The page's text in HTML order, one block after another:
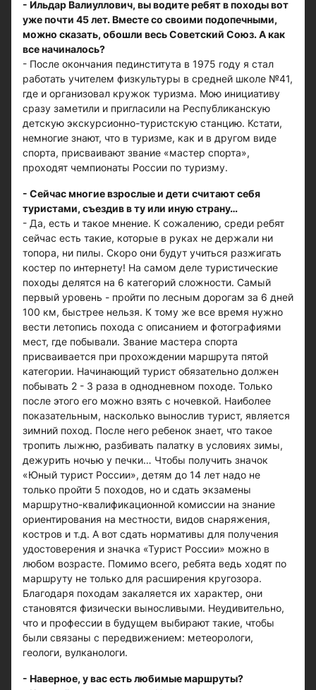
- Ильдар Валиуллович, вы водите ребят в походы вот
уже почти 45 лет. Вместе со своими подопечными,
можно сказать, обошли весь Советский Союз. А как
все начиналось?
- После окончания пединститута в 1975 году я стал
работать учителем физкультуры в средней школе №41,
где и организовал кружок туризма. Мою инициативу
сразу заметили и пригласили на Республиканскую
детскую экскурсионно-туристскую станцию. Кстати,
немногие знают, что в туризме, как и в другом виде
спорта, присваивают звание «мастер спорта»,
проходят чемпионаты России по туризму.
- Сейчас многие взрослые и дети считают себя
туристами, съездив в ту или иную страну…
- Да, есть и такое мнение. К сожалению, среди ребят
сейчас есть такие, которые в руках не держали ни
топора, ни пилы. Скоро они будут учиться разжигать
костер по интернету! На самом деле туристические
походы делятся на 6 категорий сложности. Самый
первый уровень - пройти по лесным дорогам за 6 дней
100 км, быстрее нельзя. К тому же все время нужно
вести летопись похода с описанием и фотографиями
мест, где побывали. Звание мастера спорта
присваивается при прохождении маршрута пятой
категории. Начинающий турист обязательно должен
побывать 2 - 3 раза в однодневном походе. Только
после этого его можно взять с ночевкой. Наиболее
показательным, насколько вынослив турист, является
зимний поход. После него ребенок знает, что такое
тропить лыжню, разбивать палатку в условиях зимы,
дежурить ночью у печки… Чтобы получить значок
«Юный турист России», детям до 14 лет надо не
только пройти 5 походов, но и сдать экзамены
маршрутно-квалификационной комиссии на знание
ориентирования на местности, видов снаряжения,
костров и т.д. А вот сдать нормативы для получения
удостоверения и значка «Турист России» можно в
любом возрасте. Помимо всего, ребята ведь ходят по
маршруту не только для расширения кругозора.
Благодаря походам закаляется их характер, они
становятся физически выносливыми. Неудивительно,
что и профессии в будущем выбирают такие, чтобы
были связаны с передвижением: метеорологи,
геологи, вулканологи.
- Наверное, у вас есть любимые маршруты?